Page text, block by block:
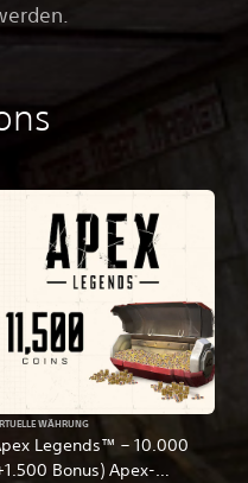
Legends™ – 10.000
Bonus) Apex-
WÄHRUNG